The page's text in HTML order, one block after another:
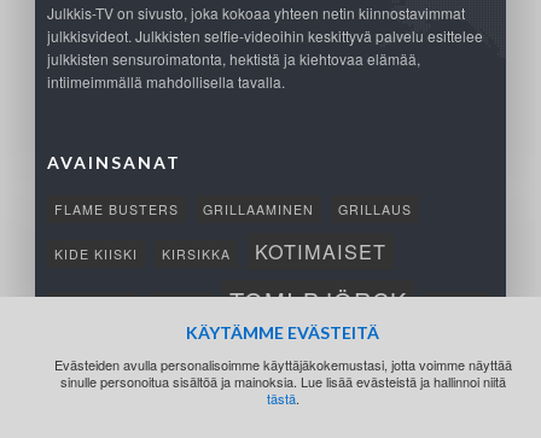
Julkkis-TV on sivusto, joka kokoaa yhteen netin kiinnostavimmat
julkkisvideot. Julkkisten selfie-videoihin keskittyvä palvelu esittelee
julkkisten sensuroimatonta, hektistä ja kiehtovaa elämää,
intiimeimmällä mahdollisella tavalla.
AVAINSANAT
FLAME BUSTERS GRILLAAMINEN GRILLAUS
KIDE KIISKI KIRSIKKA KOTIMAISET
TOMI BJÖRCK
KÄYTÄMME EVÄSTEITÄ
Evästeiden avulla personalisoimme käyttäjäkokemustasi, jotta voimme näyttää
sinulle personoitua sisältöä ja mainoksia. Lue lisää evästeistä ja hallinnoi niitä
tästä.